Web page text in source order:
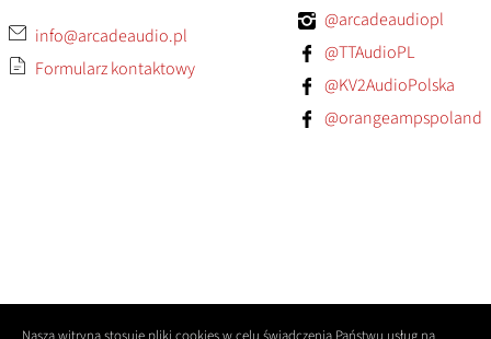
info@arcadeaudio.pl
Formularz kontaktowy
@arcadeaudiopl
@TTAudioPL
@KV2AudioPolska
@orangeampspoland